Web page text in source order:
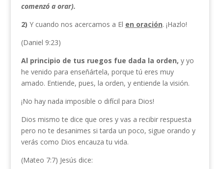
comenzó a orar).
2) Y cuando nos acercamos a El en oración. ¡Hazlo!
(Daniel 9:23)
Al principio de tus ruegos fue dada la orden, y yo
he venido para enseñártela, porque tú eres muy
amado. Entiende, pues, la orden, y entiende la visión.
¡No hay nada imposible o difícil para Dios!
Dios mismo te dice que ores y vas a recibir respuesta
pero no te desanimes si tarda un poco, sigue orando y
verás como Dios encauza tu vida.
(Mateo 7:7) Jesús dice: